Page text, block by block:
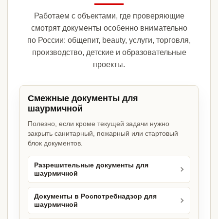
Работаем с объектами, где проверяющие
смотрят документы особенно внимательно
по России: общепит, beauty, услуги, торговля,
производство, детские и образовательные
проекты.
Смежные документы для
шаурмичной
Полезно, если кроме текущей задачи нужно
закрыть санитарный, пожарный или стартовый
блок документов.
Разрешительные документы для
шаурмичной
Документы в Роспотребнадзор для
шаурмичной